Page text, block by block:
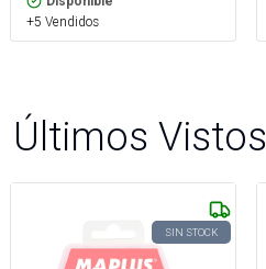
+5 Vendidos
Últimos Vistos
SIN STOCK